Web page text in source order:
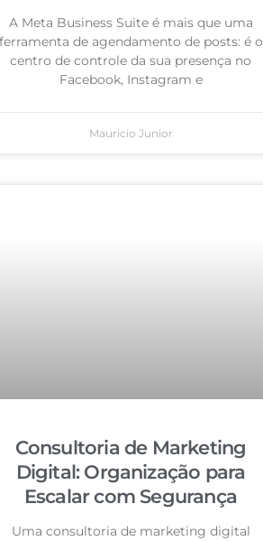
A Meta Business Suite é mais que uma
ferramenta de agendamento de posts: é o
centro de controle da sua presença no
Facebook, Instagram e
Mauricio Junior
Consultoria de Marketing
Digital: Organização para
Escalar com Segurança
Uma consultoria de marketing digital